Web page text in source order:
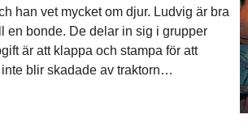
han vet mycket om djur. Ludvig är bra
en bonde. De delar in sig i grupper
är att klappa och stampa för att
blir skadade av traktorn…